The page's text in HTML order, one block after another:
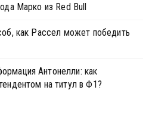
Марко из Red Bull
как Рассел может победить
Антонелли: как
на титул в Ф1?